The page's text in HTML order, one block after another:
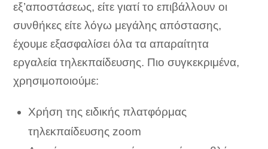
εξ’αποστάσεως, είτε γιατί το επιβάλλουν οι
συνθήκες είτε λόγω μεγάλης απόστασης,
έχουμε εξασφαλίσει όλα τα απαραίτητα
εργαλεία τηλεκπαίδευσης. Πιο συγκεκριμένα,
χρησιμοποιούμε:
Χρήση της ειδικής πλατφόρμας
τηλεκπαίδευσης zoom